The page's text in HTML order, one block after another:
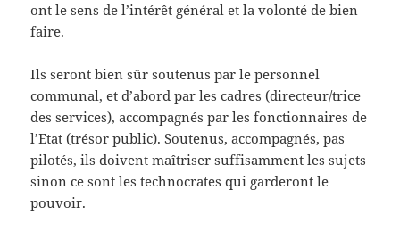
ont le sens de l’intérêt général et la volonté de bien
faire.
Ils seront bien sûr soutenus par le personnel
communal, et d’abord par les cadres (directeur/trice
des services), accompagnés par les fonctionnaires de
l’Etat (trésor public). Soutenus, accompagnés, pas
pilotés, ils doivent maîtriser suffisamment les sujets
sinon ce sont les technocrates qui garderont le
pouvoir.